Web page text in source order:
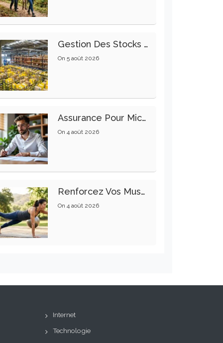
Gestion Des Stocks : Meilleures Pratiques Intralogistiques
On 5 août 2026
Assurance Pour Micro-Entrepreneur : Les Garanties Essentielles À Connaître
On 4 août 2026
Renforcez Vos Muscles Profonds Pour Apaiser Votre Mal De Dos
On 4 août 2026
Internet
Technologie